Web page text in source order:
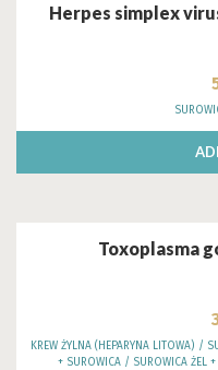
Herpes simplex
Toxoplasma
KREW ŻYLNA (HEPARYNA LITOWA) /
+ SUROWICA / SUROWICA ŻEL